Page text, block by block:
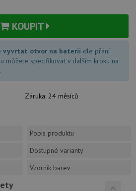
KOUPIT
vyvrtat otvor na baterii dle přání
můžete specifikovat v dalším kroku na
Záruka: 24 měsíců
Popis produktu
Dostupné varianty
Vzorník barev